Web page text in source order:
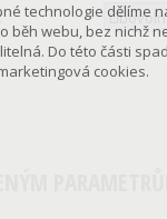
vše
technologie dělíme
běh webu, bez nichž
Do této části
cookies.